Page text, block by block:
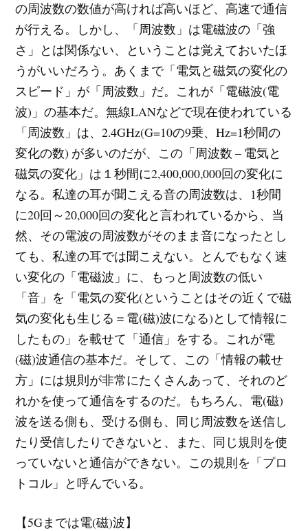
の周波数の数値が高ければ高いほど、高速で通信
が行える。しかし、「周波数」は電磁波の「強
さ」とは関係ない、ということは覚えておいたほ
うがいいだろう。あくまで「電気と磁気の変化の
スピード」が「周波数」だ。これが「電磁波(電
波)」の基本だ。無線LANなどで現在使われている
「周波数」は、2.4GHz(G=10の9乗、Hz=1秒間の
変化の数) が多いのだが、この「周波数 – 電気と
磁気の変化」は１秒間に2,400,000,000回の変化に
なる。私達の耳が聞こえる音の周波数は、1秒間
に20回～20,000回の変化と言われているから、当
然、その電波の周波数がそのまま音になったとし
ても、私達の耳では聞こえない。とんでもなく速
い変化の「電磁波」に、もっと周波数の低い
「音」を「電気の変化(ということはその近くで磁
気の変化も生じる＝電(磁)波になる)として情報に
したもの」を載せて「通信」をする。これが電
(磁)波通信の基本だ。そして、この「情報の載せ
方」には規則が非常にたくさんあって、それのど
れかを使って通信をするのだ。もちろん、電(磁)
波を送る側も、受ける側も、同じ周波数を送信し
たり受信したりできないと、また、同じ規則を使
っていないと通信ができない。この規則を「プロ
トコル」と呼んでいる。
【5Gまでは電(磁)波】